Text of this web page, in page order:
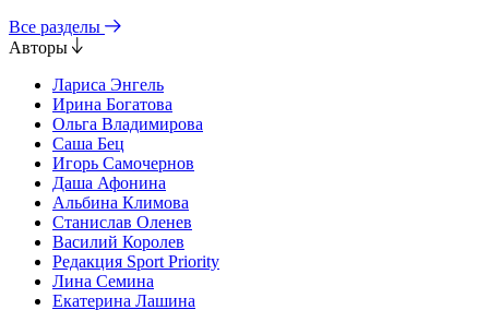
Все разделы
Авторы
Лариса Энгель
Ирина Богатова
Ольга Владимирова
Саша Бец
Игорь Самочернов
Даша Афонина
Альбина Климова
Станислав Оленев
Василий Королев
Редакция Sport Priority
Лина Семина
Екатерина Лашина